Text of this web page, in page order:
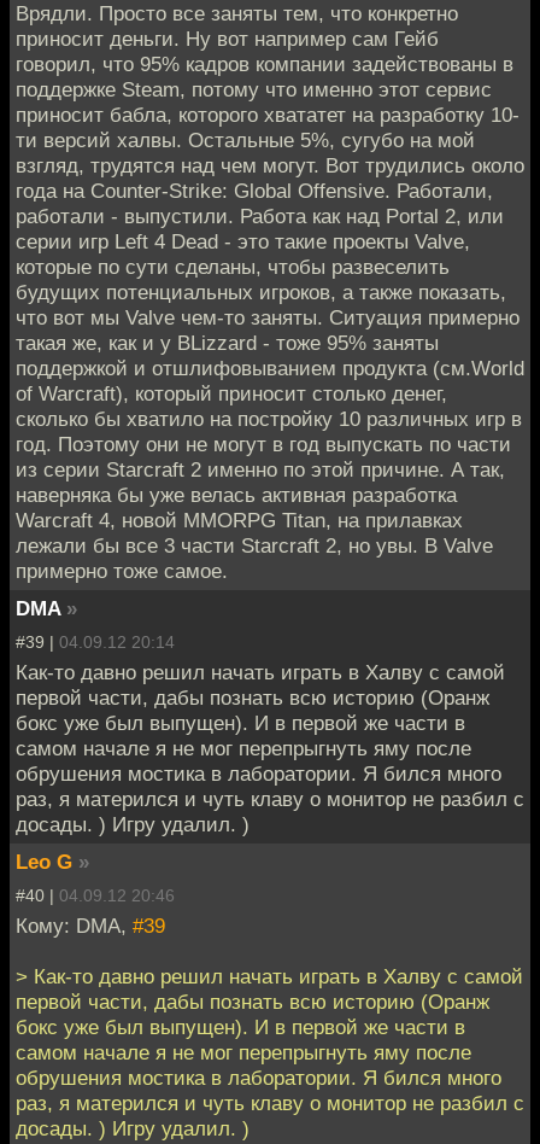
Врядли. Просто все заняты тем, что конкретно
приносит деньги. Ну вот например сам Гейб
говорил, что 95% кадров компании задействованы в
поддержке Steam, потому что именно этот сервис
приносит бабла, которого хвататет на разработку 10-
ти версий халвы. Остальные 5%, сугубо на мой
взгляд, трудятся над чем могут. Вот трудились около
года на Counter-Strike: Global Offensive. Работали,
работали - выпустили. Работа как над Portal 2, или
серии игр Left 4 Dead - это такие проекты Valve,
которые по сути сделаны, чтобы развеселить
будущих потенциальных игроков, а также показать,
что вот мы Valve чем-то заняты. Ситуация примерно
такая же, как и у BLizzard - тоже 95% заняты
поддержкой и отшлифовыванием продукта (см.World
of Warcraft), который приносит столько денег,
сколько бы хватило на постройку 10 различных игр в
год. Поэтому они не могут в год выпускать по части
из серии Starcraft 2 именно по этой причине. А так,
наверняка бы уже велась активная разработка
Warcraft 4, новой MMORPG Titan, на прилавках
лежали бы все 3 части Starcraft 2, но увы. В Valve
примерно тоже самое.
DMA »
#39 | 04.09.12 20:14
Как-то давно решил начать играть в Халву с самой
первой части, дабы познать всю историю (Оранж
бокс уже был выпущен). И в первой же части в
самом начале я не мог перепрыгнуть яму после
обрушения мостика в лаборатории. Я бился много
раз, я матерился и чуть клаву о монитор не разбил с
досады. ) Игру удалил. )
Leo G »
#40 | 04.09.12 20:46
Кому: DMA, #39
> Как-то давно решил начать играть в Халву с самой
первой части, дабы познать всю историю (Оранж
бокс уже был выпущен). И в первой же части в
самом начале я не мог перепрыгнуть яму после
обрушения мостика в лаборатории. Я бился много
раз, я матерился и чуть клаву о монитор не разбил с
досады. ) Игру удалил. )